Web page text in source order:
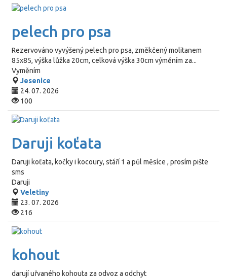
pelech pro psa
Rezervováno vyvýšený pelech pro psa, změkčený molitanem
85x85, výška lůžka 20cm, celková výška 30cm výměním za...
Vyměním
Jesenice
24. 07. 2026
100
Daruji koťata
Daruji koťata, kočky i kocoury, stáří 1 a půl měsíce , prosím pište
sms
Daruji
Veletiny
23. 07. 2026
216
kohout
darují uřvaného kohouta za odvoz a odchyt